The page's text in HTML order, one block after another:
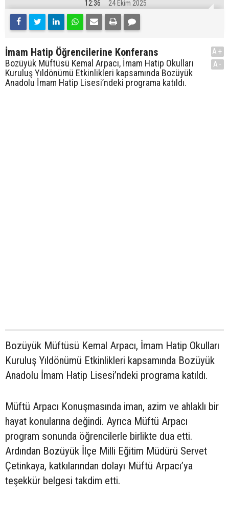
12:36 24 Ekim 2025
İmam Hatip Öğrencilerine Konferans
Bozüyük Müftüsü Kemal Arpacı, İmam Hatip Okulları
Kuruluş Yıldönümü Etkinlikleri kapsamında Bozüyük
Anadolu İmam Hatip Lisesi’ndeki programa katıldı.
A+
A-
Bozüyük Müftüsü Kemal Arpacı, İmam Hatip Okulları
Kuruluş Yıldönümü Etkinlikleri kapsamında Bozüyük
Anadolu İmam Hatip Lisesi’ndeki programa katıldı.
Müftü Arpacı Konuşmasında iman, azim ve ahlaklı bir
hayat konularına değindi. Ayrıca Müftü Arpacı
program sonunda öğrencilerle birlikte dua etti.
Ardından Bozüyük İlçe Milli Eğitim Müdürü Servet
Çetinkaya, katkılarından dolayı Müftü Arpacı’ya
teşekkür belgesi takdim etti.